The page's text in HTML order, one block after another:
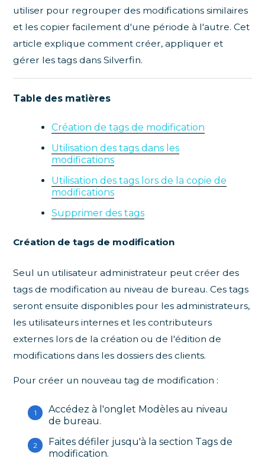
utiliser pour regrouper des modifications similaires
et les copier facilement d'une période à l'autre. Cet
article explique comment créer, appliquer et
gérer les tags dans Silverfin.
Table des matières
Création de tags de modification
Utilisation des tags dans les
modifications
Utilisation des tags lors de la copie de
modifications
Supprimer des tags
Création de tags de modification
Seul un utilisateur administrateur peut créer des
tags de modification au niveau de bureau. Ces tags
seront ensuite disponibles pour les administrateurs,
les utilisateurs internes et les contributeurs
externes lors de la création ou de l'édition de
modifications dans les dossiers des clients.
Pour créer un nouveau tag de modification :
Accédez à l'onglet Modèles au niveau
de bureau.
Faites défiler jusqu'à la section Tags de
modification.